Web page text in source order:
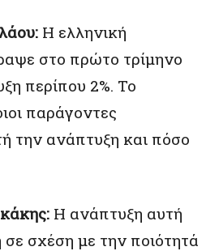
Η ελληνική
στο πρώτο τρίμηνο
περίπου 2%. Το
παράγοντες
την ανάπτυξη και πόσο
Η ανάπτυξη αυτή
σε σχέση με την ποιότητά